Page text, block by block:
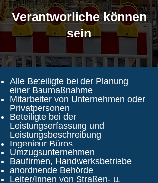
Verantworliche können
sein
Alle Beteiligte bei der Planung
einer Baumaßnahme
Mitarbeiter von Unternehmen oder
Privatpersonen
Beteiligte bei der
Leistungserfassung und
Leistungsbeschreibung
Ingenieur Büros
Umzugsunternehmen
Baufirmen, Handwerksbetriebe
anordnende Behörde
Leiter/Innen von Straßen- u.